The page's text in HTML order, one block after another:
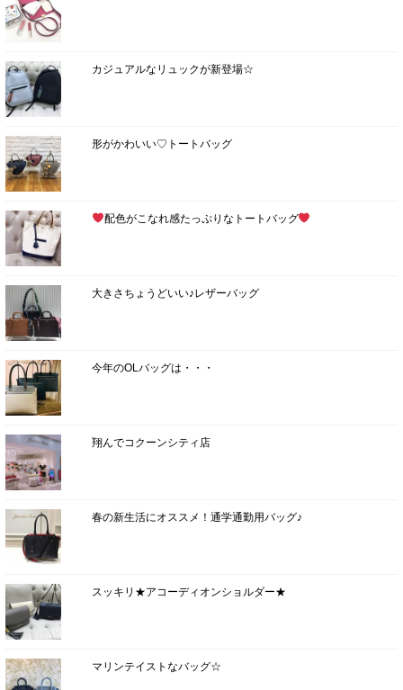
カジュアルなリュックが新登場☆
形がかわいい♡トートバッグ
配色がこなれ感たっぷりなトートバッグ
大きさちょうどいい♪レザーバッグ
今年のOLバッグは・・・
翔んでコクーンシティ店
春の新生活にオススメ！通学通勤用バッグ♪
スッキリ★アコーディオンショルダー★
マリンテイストなバッグ☆